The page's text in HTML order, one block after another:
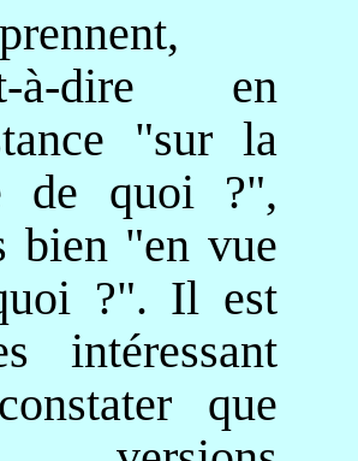
à-dire en
"sur la
de quoi ?",
bien "en vue
?". Il est
intéressant
que